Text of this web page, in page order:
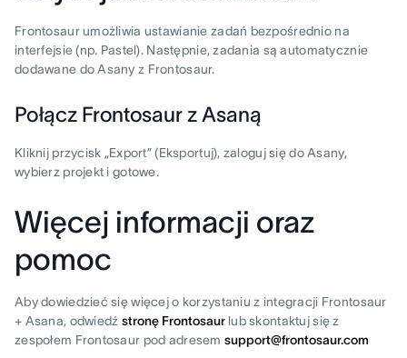
Frontosaur umożliwia ustawianie zadań bezpośrednio na
interfejsie (np. Pastel). Następnie, zadania są automatycznie
dodawane do Asany z Frontosaur.
Połącz Frontosaur z Asaną
Kliknij przycisk „Export” (Eksportuj), zaloguj się do Asany,
wybierz projekt i gotowe.
Więcej informacji oraz
pomoc
Aby dowiedzieć się więcej o korzystaniu z integracji Frontosaur
+ Asana, odwiedź stronę Frontosaurlub skontaktuj się z
zespołem Frontosaur pod adresem support@frontosaur.com